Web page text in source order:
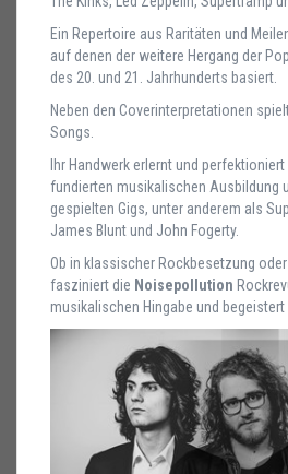
Ein Repertoire aus Raritäten und
auf denen der weitere Hergang der
des 20. und 21. Jahrhunderts basiert.
Neben den Coverinterpretationen
Songs.
Ihr Handwerk erlernt und
fundierten musikalischen Ausbildung
gespielten Gigs, unter anderem als
James Blunt und John Fogerty.
Ob in klassischer Rockbesetzung
fasziniert die Noisepollution
musikalischen Hingabe und